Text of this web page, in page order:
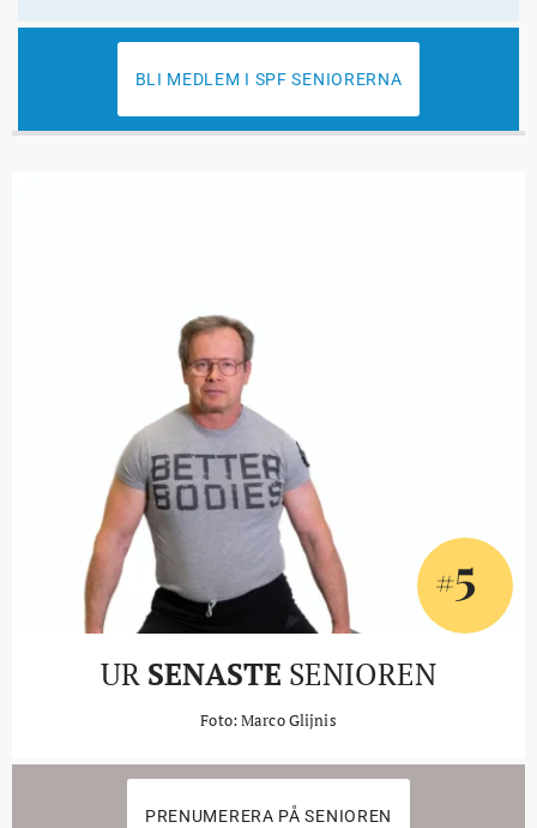
BLI MEDLEM I SPF SENIORERNA
#5
UR SENASTE SENIOREN
Foto: Marco Glijnis
PRENUMERERA PÅ SENIOREN